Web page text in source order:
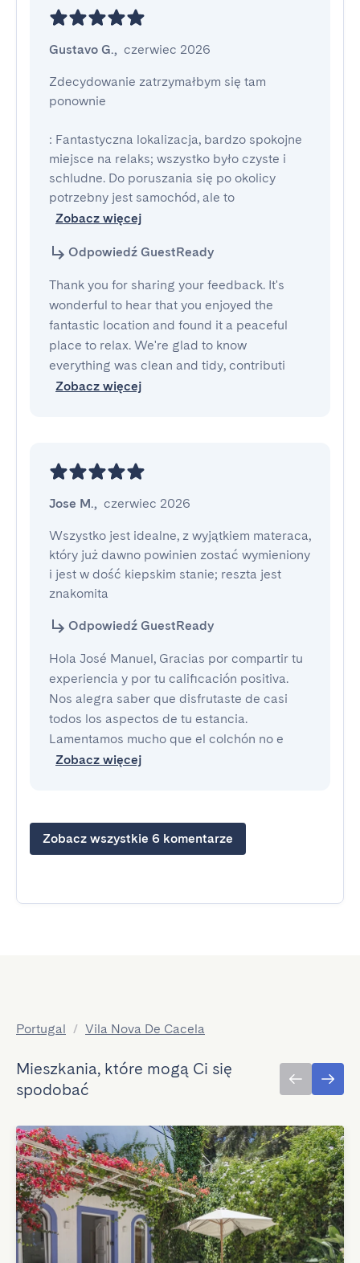
Gustavo G., czerwiec 2026
Zdecydowanie zatrzymałbym się tam
ponownie
: Fantastyczna lokalizacja, bardzo spokojne
miejsce na relaks; wszystko było czyste i
schludne. Do poruszania się po okolicy
potrzebny jest samochód, ale to
Zobacz więcej
Odpowiedź GuestReady
Thank you for sharing your feedback. It's
wonderful to hear that you enjoyed the
fantastic location and found it a peaceful
place to relax. We're glad to know
everything was clean and tidy, contributi
Zobacz więcej
Jose M., czerwiec 2026
Wszystko jest idealne, z wyjątkiem materaca,
który już dawno powinien zostać wymieniony
i jest w dość kiepskim stanie; reszta jest
znakomita
Odpowiedź GuestReady
Hola José Manuel, Gracias por compartir tu
experiencia y por tu calificación positiva.
Nos alegra saber que disfrutaste de casi
todos los aspectos de tu estancia.
Lamentamos mucho que el colchón no e
Zobacz więcej
Zobacz wszystkie 6 komentarze
Portugal / Vila Nova De Cacela
Mieszkania, które mogą Ci się
spodobać